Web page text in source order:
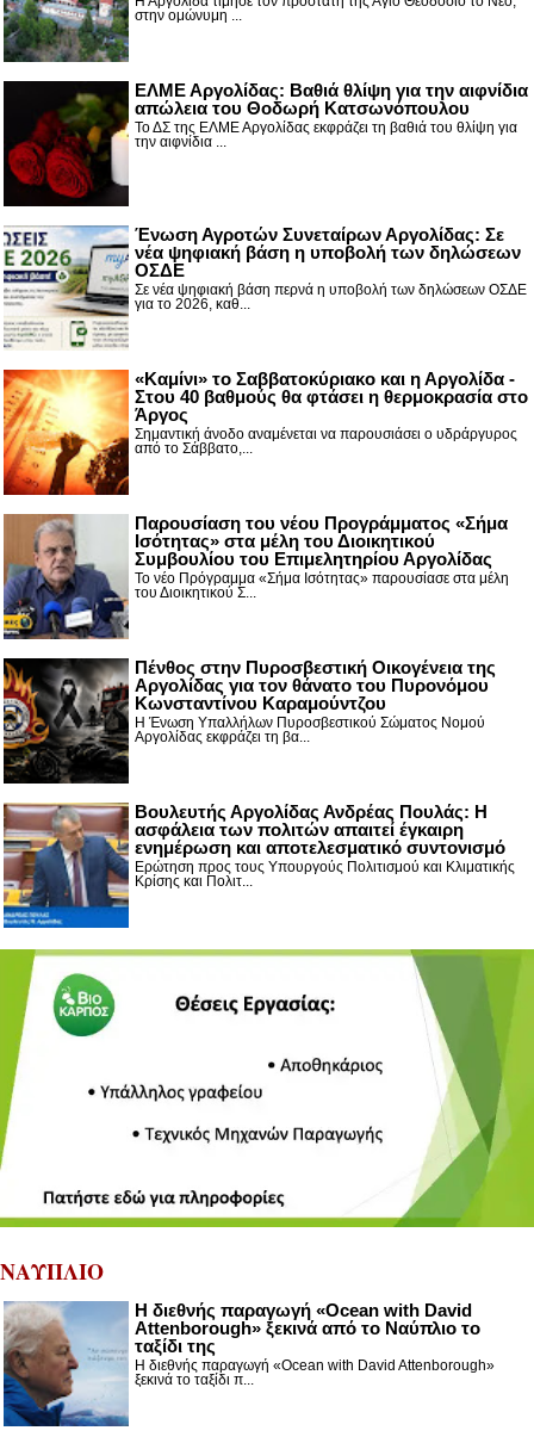
στην ομώνυμη ...
ΕΛΜΕ Αργολίδας: Βαθιά θλίψη για την αιφνίδια
απώλεια του Θοδωρή Κατσωνόπουλου
Το ΔΣ της ΕΛΜΕ Αργολίδας εκφράζει τη βαθιά του θλίψη για
την αιφνίδια ...
Ένωση Αγροτών Συνεταίρων Αργολίδας: Σε
νέα ψηφιακή βάση η υποβολή των δηλώσεων
ΟΣΔΕ
Σε νέα ψηφιακή βάση περνά η υποβολή των δηλώσεων ΟΣΔΕ
για το 2026, καθ...
«Καμίνι» το Σαββατοκύριακο και η Αργολίδα -
Στου 40 βαθμούς θα φτάσει η θερμοκρασία στο
Άργος
Σημαντική άνοδο αναμένεται να παρουσιάσει ο υδράργυρος
από το Σάββατο,...
Παρουσίαση του νέου Προγράμματος «Σήμα
Ισότητας» στα μέλη του Διοικητικού
Συμβουλίου του Επιμελητηρίου Αργολίδας
Το νέο Πρόγραμμα «Σήμα Ισότητας» παρουσίασε στα μέλη
του Διοικητικού Σ...
Πένθος στην Πυροσβεστική Οικογένεια της
Αργολίδας για τον θάνατο του Πυρονόμου
Κωνσταντίνου Καραμούντζου
Η Ένωση Υπαλλήλων Πυροσβεστικού Σώματος Νομού
Αργολίδας εκφράζει τη βα...
Βουλευτής Αργολίδας Ανδρέας Πουλάς: Η
ασφάλεια των πολιτών απαιτεί έγκαιρη
ενημέρωση και αποτελεσματικό συντονισμό
Ερώτηση προς τους Υπουργούς Πολιτισμού και Κλιματικής
Κρίσης και Πολιτ...
ΝΑΥΠΛΙΟ
Η διεθνής παραγωγή «Ocean with David
Attenborough» ξεκινά από το Ναύπλιο το
ταξίδι της
Η διεθνής παραγωγή «Ocean with David Attenborough»
ξεκινά το ταξίδι π...